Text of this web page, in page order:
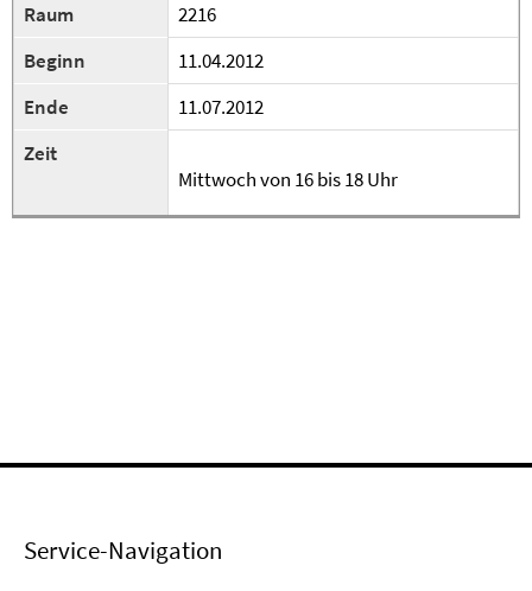
Raum
2216
Beginn
11.04.2012
Ende
11.07.2012
Zeit
Mittwoch von 16 bis 18 Uhr
Service-Navigation